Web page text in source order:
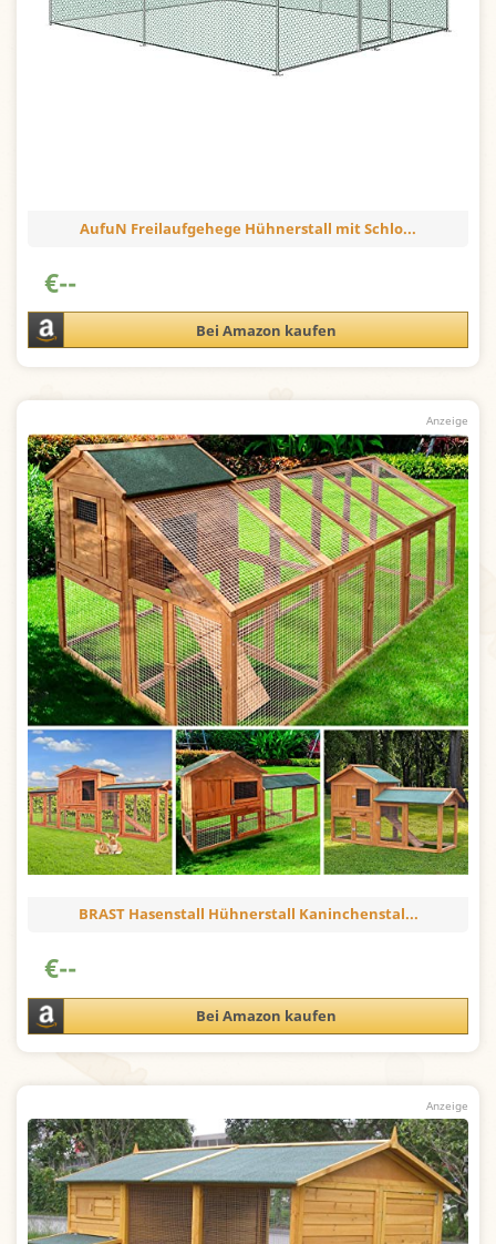
AufuN Freilaufgehege Hühnerstall mit Schlo...
€--
Bei Amazon kaufen
BRAST Hasenstall Hühnerstall Kaninchenstal...
€--
Bei Amazon kaufen